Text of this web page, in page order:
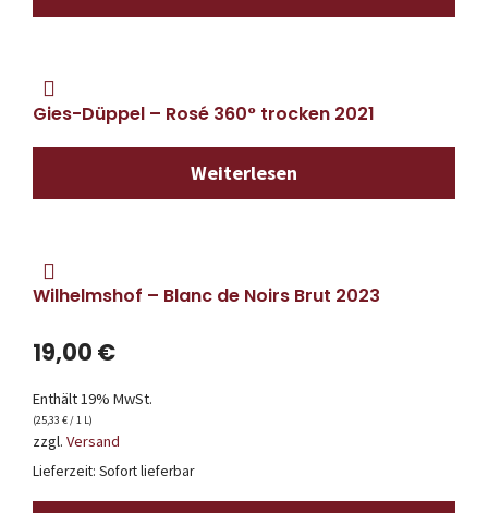
Gies-Düppel – Rosé 360° trocken 2021
Weiterlesen
Wilhelmshof – Blanc de Noirs Brut 2023
19,00 €
Enthält 19% MwSt.
(25,33 €/ 1 L)
zzgl. Versand
Lieferzeit: Sofort lieferbar